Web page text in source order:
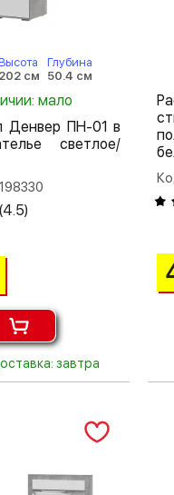
202 см
Глубина
50.4 см
мало
Денвер ПН-01 в
светлое/
(4.5)
завтра